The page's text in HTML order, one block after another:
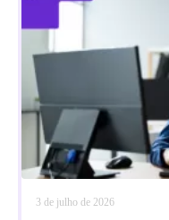
3 de julho de 2026